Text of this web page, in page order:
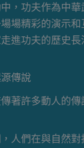
，功夫作為中
場精彩的演示
進功夫的歷史
傳說
著許多動人的傳
人們在與自然